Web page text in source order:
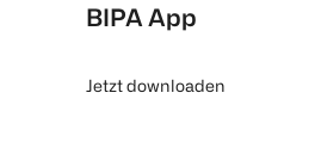
BIPA App
Jetzt downloaden